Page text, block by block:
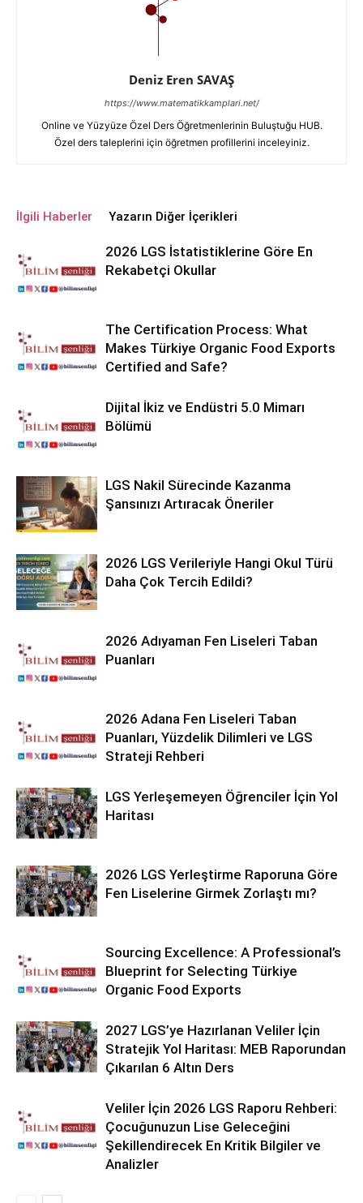
Deniz Eren SAVAŞ
https://www.matematikkamplari.net/
Online ve Yüzyüze Özel Ders Öğretmenlerinin Buluştuğu HUB.
Özel ders taleplerini için öğretmen profillerini inceleyiniz.
İlgili Haberler Yazarın Diğer İçerikleri
2026 LGS İstatistiklerine Göre En
Rekabetçi Okullar
The Certification Process: What
Makes Türkiye Organic Food Exports
Certified and Safe?
Dijital İkiz ve Endüstri 5.0 Mimarı
Bölümü
LGS Nakil Sürecinde Kazanma
Şansınızı Artıracak Öneriler
2026 LGS Verileriyle Hangi Okul Türü
Daha Çok Tercih Edildi?
2026 Adıyaman Fen Liseleri Taban
Puanları
2026 Adana Fen Liseleri Taban
Puanları, Yüzdelik Dilimleri ve LGS
Strateji Rehberi
LGS Yerleşemeyen Öğrenciler İçin Yol
Haritası
2026 LGS Yerleştirme Raporuna Göre
Fen Liselerine Girmek Zorlaştı mı?
Sourcing Excellence: A Professional’s
Blueprint for Selecting Türkiye
Organic Food Exports
2027 LGS’ye Hazırlanan Veliler İçin
Stratejik Yol Haritası: MEB Raporundan
Çıkarılan 6 Altın Ders
Veliler İçin 2026 LGS Raporu Rehberi:
Çocuğunuzun Lise Geleceğini
Şekillendirecek En Kritik Bilgiler ve
Analizler